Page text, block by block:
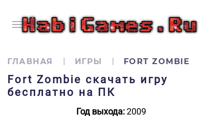
ГЛАВНАЯ ИГРЫ FORT ZOMBIE
Fort Zombie скачать игру
бесплатно на ПК
Год выхода:2009